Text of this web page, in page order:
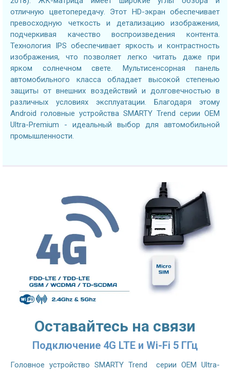
отличную цветопередачу. Этот HD-экран обеспечивает
превосходную четкость и детализацию изображения,
подчеркивая качество воспроизведения контента.
Технология IPS обеспечивает яркость и контрастность
изображения, что позволяет легко читать даже при
ярком солнечном свете. Мультисенсорная панель
автомобильного класса обладает высокой степенью
защиты от внешних воздействий и долговечностью в
различных условиях эксплуатации. Благодаря этому
Android головные устройства SMARTY Trend серии OEM
Ultra-Premium - идеальный выбор для автомобильной
промышленности.
Оставайтесь на связи
Подключение 4G LTE и Wi-Fi 5 ГГц
Головное устройство SMARTY Trend серии OEM Ultra-